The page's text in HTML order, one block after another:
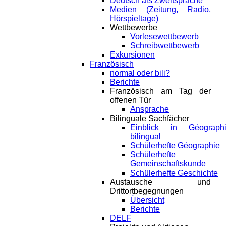
Medien (Zeitung, Radio,
Hörspieltage)
Wettbewerbe
Vorlesewettbewerb
Schreibwettbewerb
Exkursionen
Französisch
normal oder bili?
Berichte
Französisch am Tag der
offenen Tür
Ansprache
Bilinguale Sachfächer
Einblick in
bilingual
Schülerhefte Géographie
Schülerhefte
Gemeinschaftskunde
Schülerhefte Geschichte
Austausche und
Drittortbegegnungen
Übersicht
Berichte
DELF